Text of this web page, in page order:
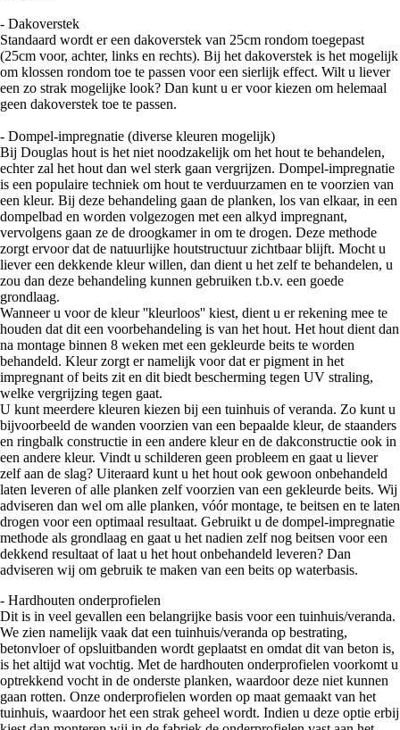
- Dakoverstek
Standaard wordt er een dakoverstek van 25cm rondom toegepast
(25cm voor, achter, links en rechts). Bij het dakoverstek is het mogelijk
om klossen rondom toe te passen voor een sierlijk effect. Wilt u liever
een zo strak mogelijke look? Dan kunt u er voor kiezen om helemaal
geen dakoverstek toe te passen.
- Dompel-impregnatie (diverse kleuren mogelijk)
Bij Douglas hout is het niet noodzakelijk om het hout te behandelen,
echter zal het hout dan wel sterk gaan vergrijzen. Dompel-impregnatie
is een populaire techniek om hout te verduurzamen en te voorzien van
een kleur. Bij deze behandeling gaan de planken, los van elkaar, in een
dompelbad en worden volgezogen met een alkyd impregnant,
vervolgens gaan ze de droogkamer in om te drogen. Deze methode
zorgt ervoor dat de natuurlijke houtstructuur zichtbaar blijft. Mocht u
liever een dekkende kleur willen, dan dient u het zelf te behandelen, u
zou dan deze behandeling kunnen gebruiken t.b.v. een goede
grondlaag.
Wanneer u voor de kleur ''kleurloos'' kiest, dient u er rekening mee te
houden dat dit een voorbehandeling is van het hout. Het hout dient dan
na montage binnen 8 weken met een gekleurde beits te worden
behandeld. Kleur zorgt er namelijk voor dat er pigment in het
impregnant of beits zit en dit biedt bescherming tegen UV straling,
welke vergrijzing tegen gaat.
U kunt meerdere kleuren kiezen bij een tuinhuis of veranda. Zo kunt u
bijvoorbeeld de wanden voorzien van een bepaalde kleur, de staanders
en ringbalk constructie in een andere kleur en de dakconstructie ook in
een andere kleur. Vindt u schilderen geen probleem en gaat u liever
zelf aan de slag? Uiteraard kunt u het hout ook gewoon onbehandeld
laten leveren of alle planken zelf voorzien van een gekleurde beits. Wij
adviseren dan wel om alle planken, vóór montage, te beitsen en te laten
drogen voor een optimaal resultaat. Gebruikt u de dompel-impregnatie
methode als grondlaag en gaat u het nadien zelf nog beitsen voor een
dekkend resultaat of laat u het hout onbehandeld leveren? Dan
adviseren wij om gebruik te maken van een beits op waterbasis.
- Hardhouten onderprofielen
Dit is in veel gevallen een belangrijke basis voor een tuinhuis/veranda.
We zien namelijk vaak dat een tuinhuis/veranda op bestrating,
betonvloer of opsluitbanden wordt geplaatst en omdat dit van beton is,
is het altijd wat vochtig. Met de hardhouten onderprofielen voorkomt u
optrekkend vocht in de onderste planken, waardoor deze niet kunnen
gaan rotten. Onze onderprofielen worden op maat gemaakt van het
tuinhuis, waardoor het een strak geheel wordt. Indien u deze optie erbij